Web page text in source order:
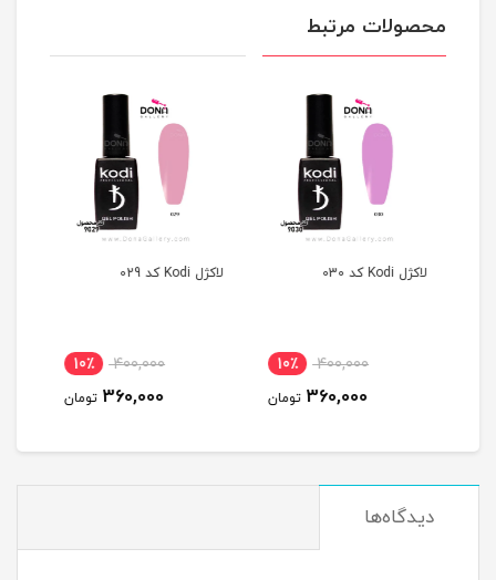
محصولات مرتبط
لاکژل Kodi کد 030
400,000 10٪
360,000 تومان
لاکژل Kodi کد 029
400,000 10٪
360,000 تومان
دیدگاه‌ها